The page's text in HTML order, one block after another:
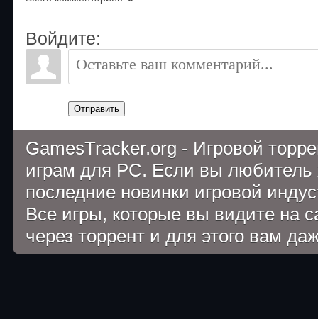
Войдите:
Отправить
GamesTracker.org - Игровой
играм для PC. Если вы
последние новинки игровой
Все игры, которые вы видите на
через торрент и для этого вам